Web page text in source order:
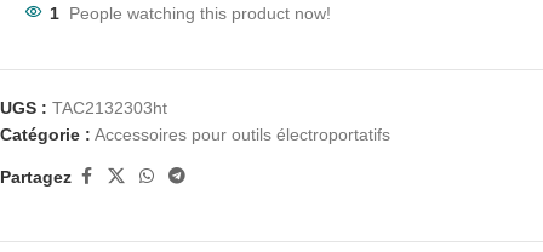
1 People watching this product now!
UGS : TAC2132303ht
Catégorie : Accessoires pour outils électroportatifs
Partagez